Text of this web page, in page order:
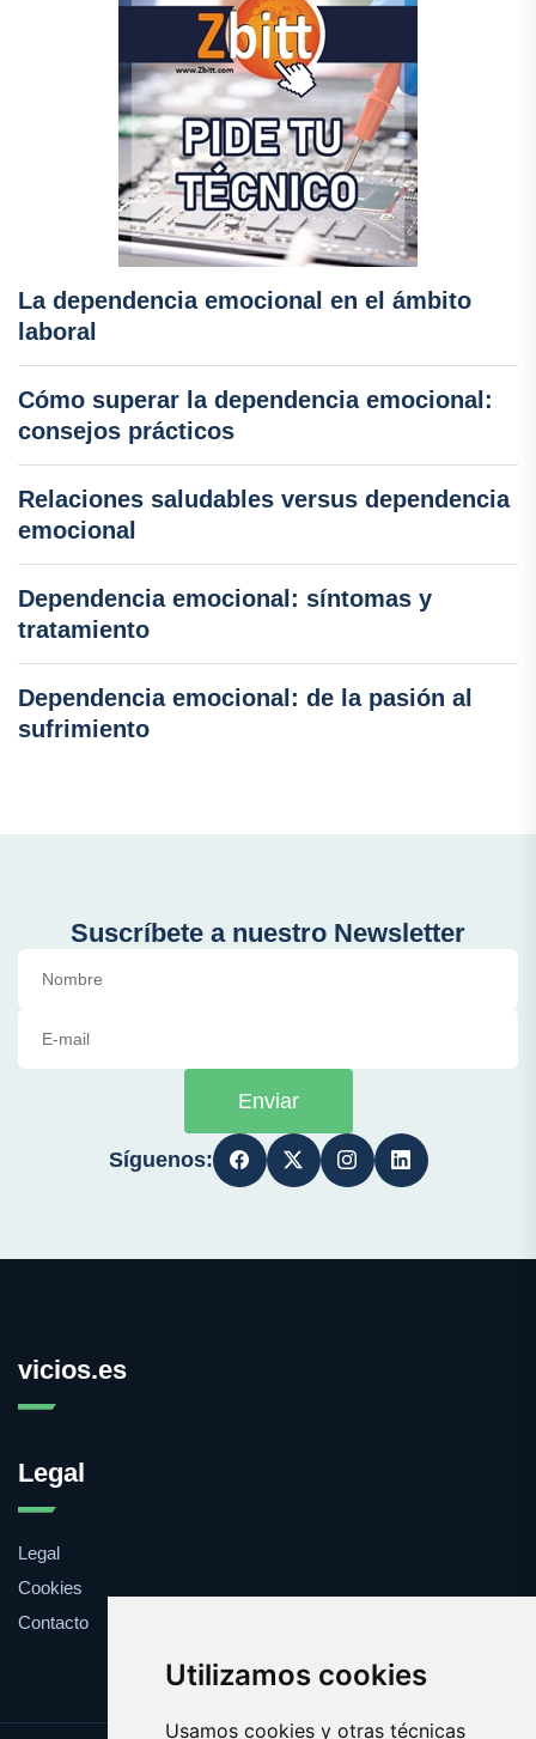
Utilizamos cookies
Usamos cookies y otras técnicas
La dependencia emocional en el ámbito
laboral
Cómo superar la dependencia emocional:
consejos prácticos
Relaciones saludables versus dependencia
emocional
Dependencia emocional: síntomas y
tratamiento
Dependencia emocional: de la pasión al
sufrimiento
Suscríbete a nuestro Newsletter
Enviar
Síguenos:
vicios.es
Legal
Legal
Cookies
Contacto